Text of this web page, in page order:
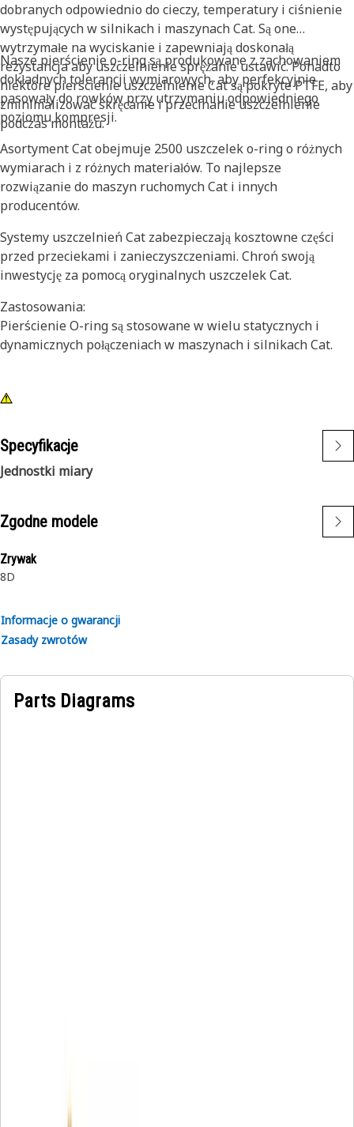
dobranych odpowiednio do cieczy, temperatury i ciśnienie
występujących w silnikach i maszynach Cat. Są one
wytrzymałe na wyciskanie i zapewniają doskonałą
rezystancja aby uszczelnienie sprężanie ustawić. Ponadto
niektóre pierścienie uszczelnienie Cat są pokryte PTFE, aby
zminimalizować skręcanie i przecinanie uszczelnienie
podczas montażu.
Nasze pierścienie o-ring są produkowane z zachowaniem
dokładnych tolerancji wymiarowych, aby perfekcyjnie
pasowały do rowków przy utrzymaniu odpowiedniego
poziomu kompresji.
Asortyment Cat obejmuje 2500 uszczelek o-ring o różnych
wymiarach i z różnych materiałów. To najlepsze
rozwiązanie do maszyn ruchomych Cat i innych
producentów.
Systemy uszczelnień Cat zabezpieczają kosztowne części
przed przeciekami i zanieczyszczeniami. Chroń swoją
inwestycję za pomocą oryginalnych uszczelek Cat.
Zastosowania:
Pierścienie O-ring są stosowane w wielu statycznych i
dynamicznych połączeniach w maszynach i silnikach Cat.
Specyfikacje
Jednostki miary
Zgodne modele
Zrywak
8D
Informacje o gwarancji
Zasady zwrotów
Parts Diagrams